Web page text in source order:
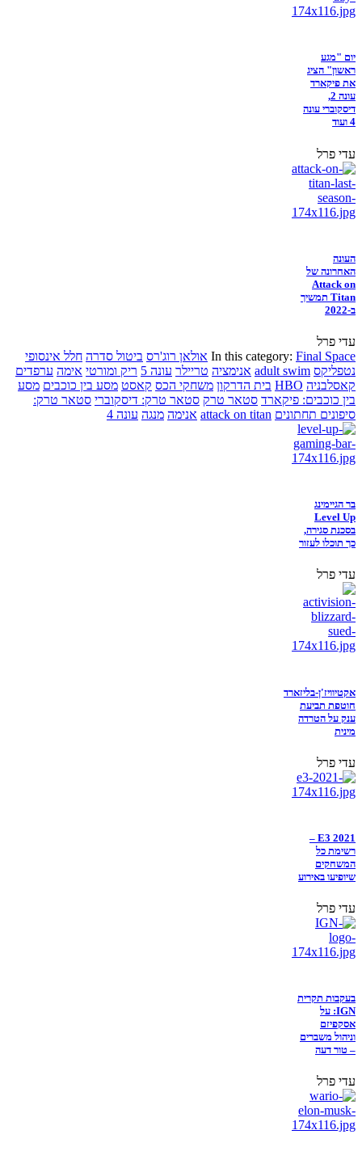
יום "מגע
ראשון" הציג
את פיקארד
עונה 2,
דיסקוברי עונה
4 ועוד
עדי פרל
העונה
האחרונה של
Attack on
Titan תמשיך
ב-2022
עדי פרל
In this category: Final Space אולאן רוג'רס ביטול סדרה חלל אינסופי
נטפליקס adult swim אנימציה טריילר עונה 5 ריק ומורטי אימה ערפדים
קאסלבניה HBO בית הדרקון משחקי הכס קאסט מסע בין כוכבים מסע
בין כוכבים: פיקארד סטאר טרק סטאר טרק: דיסקוברי סטאר טרק:
סיפונים תחתונים attack on titan אנימה מנגה עונה 4
בר הגיימינג
Level Up
בסכנת סגירה,
כך תוכלו לעזור
עדי פרל
אקטיוויז'ן-בליזארד
חוטפת תביעת
ענק על הטרדה
מינית
עדי פרל
E3 2021 –
רשימת כל
המשחקים
שיופיעו באירוע
עדי פרל
בעקבות תקרית
IGN: על
אסקפיזם
וניהול משברים
– טור דעה
עדי פרל